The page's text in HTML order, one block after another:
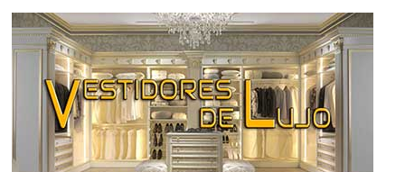
Electricistas Burgos
Electricistas Cáceres
Electricistas Cádiz
Electricistas Cantabria
Electricistas Castellón
Electricistas Ceuta
Electricistas Ciudad Real